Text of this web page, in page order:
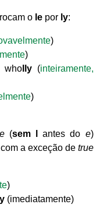
o le por ly:
)
)
wholly(inteiramente,
)
e(sem lantes do e)
a exceção de true
)
ly (imediatamente)